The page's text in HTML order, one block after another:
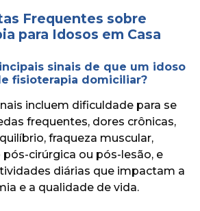
Frequentes sobre
para Idosos em Casa
sinais de que um idoso
fisioterapia domiciliar?
incluem dificuldade para se
frequentes, dores crônicas,
fraqueza muscular,
pós-cirúrgica ou pós-lesão, e
diárias que impactam a
e a qualidade de vida.